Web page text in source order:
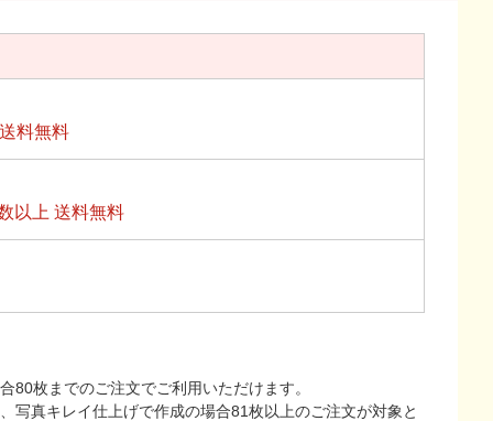
料無料
以上 送料無料
枚までのご注文でご利用いただけます。
写真キレイ仕上げで作成の場合81枚以上のご注文が対象と